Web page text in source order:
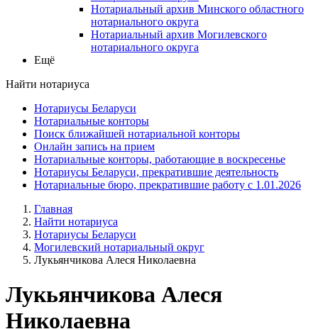
Нотариальный архив Минского областного
нотариального округа
Нотариальный архив Могилевского
нотариального округа
Ещё
Найти нотариуса
Нотариусы Беларуси
Нотариальные конторы
Поиск ближайшей нотариальной конторы
Онлайн запись на прием
Нотариальные конторы, работающие в воскресенье
Нотариусы Беларуси, прекратившие деятельность
Нотариальные бюро, прекратившие работу с 1.01.2026
Главная
Найти нотариуса
Нотариусы Беларуси
Могилевский нотариальный округ
Лукьянчикова Алеся Николаевна
Лукьянчикова Алеся
Николаевна